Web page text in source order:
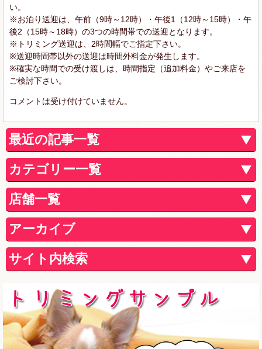
い。
※お泊り送迎は、午前（9時～12時）・午後1（12時～15時）・午
後2（15時～18時）の3つの時間帯での送迎となります。
※トリミング送迎は、2時間幅でご指定下さい。
※送迎時間帯以外の送迎は時間外料金が発生します。
※確実な時間での受け渡しは、時間指定（追加料金）やご来店を
ご検討下さい。
コメントは受け付けていません。
最近の記事一覧
カテゴリー一覧
店舗一覧
アーカイブ
サイト内検索